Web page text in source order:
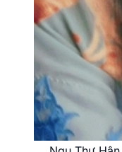
Ngu Thư Hân